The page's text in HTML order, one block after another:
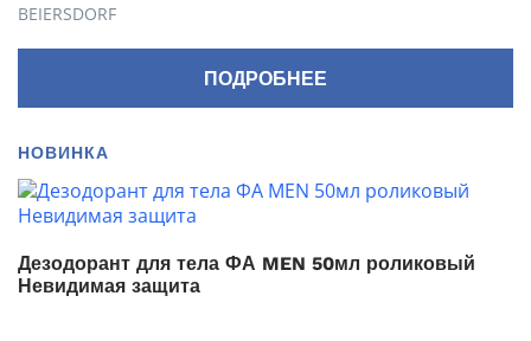
BEIERSDORF
ПОДРОБНЕЕ
НОВИНКА
Дезодорант для тела ФА MEN 50мл роликовый
Невидимая защита